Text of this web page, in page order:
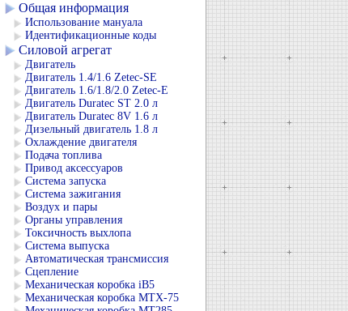
Общая информация
Использование мануала
Идентификационные коды
Силовой агрегат
Двигатель
Двигатель 1.4/1.6 Zetec-SE
Двигатель 1.6/1.8/2.0 Zetec-E
Двигатель Duratec ST 2.0 л
Двигатель Duratec 8V 1.6 л
Дизельный двигатель 1.8 л
Охлаждение двигателя
Подача топлива
Привод аксессуаров
Система запуска
Система зажигания
Воздух и пары
Органы управления
Токсичность выхлопа
Система выпуска
Автоматическая трансмиссия
Сцепление
Механическая коробка iB5
Механическая коробка MTX-75